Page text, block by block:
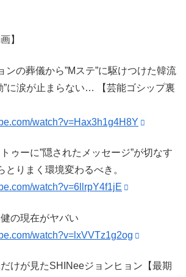
】
ンの葬儀から”Mステ”に駆けつけた韓流
”に涙が止まらない… 【芸能ゴシップ裏
watch?v=Hax3h1g4H8Y
ゥーに”隠されたメッセージ”が切なす
りまく環境変わるべき。
watch?v=6llrpY4f1jE
の現在がヤバい
watch?v=lxVVTz1g2og
けが見たSHINeeジョンヒョン【最期